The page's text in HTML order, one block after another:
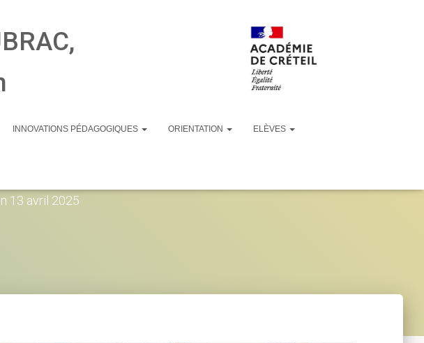
INNOVATIONS PÉDAGOGIQUES ORIENTATION ELÈVES
13 avril 2025